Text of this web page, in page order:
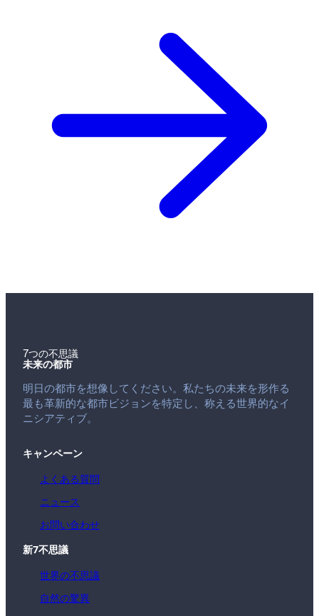
7つの不思議
未来の都市
明日の都市を想像してください。私たちの未来を形作る
最も革新的な都市ビジョンを特定し、称える世界的なイ
ニシアティブ。
キャンペーン
よくある質問
ニュース
お問い合わせ
新7不思議
世界の不思議
自然の驚異